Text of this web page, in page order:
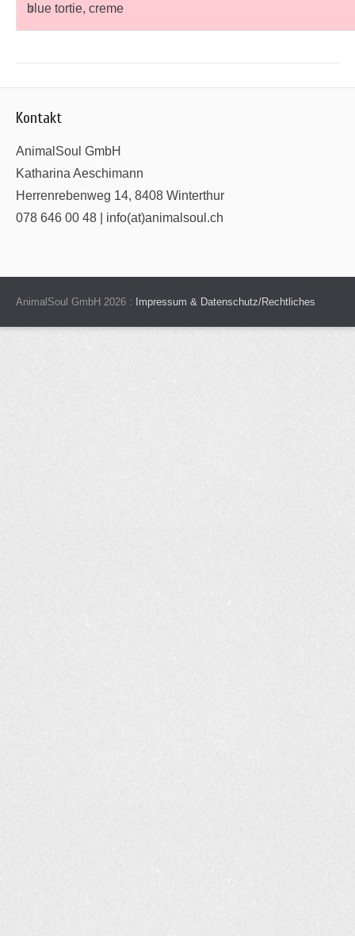
♀
blue tortie, creme
Kontakt
AnimalSoul GmbH
Katharina Aeschimann
Herrenrebenweg 14, 8408 Winterthur
078 646 00 48 | info(at)animalsoul.ch
AnimalSoul GmbH 2026 : Impressum & Datenschutz/Rechtliches